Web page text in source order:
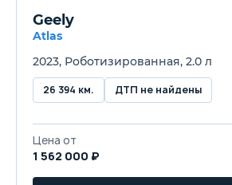
Geely
Atlas
2023, Роботизированная, 2.0 л
26 394 км. ДТП не найдены
Цена от
1 562 000 ₽